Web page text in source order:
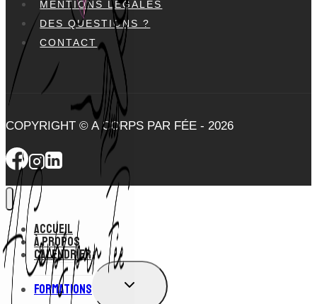
MENTIONS LÉGALES
DES QUESTIONS ?
CONTACT
COPYRIGHT © A CORPS PAR FÉE - 2026
Accueil
À Propos
Calendrier
Formations OUVRIR/FERMER